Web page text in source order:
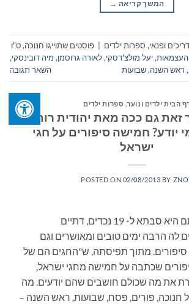
המשך קריאה →
ופנאי, ספרות ילדים פוסטים שתוייגו חנוכה,ט"ו
העצמאות,יעל מולצ'דסקי,לאורה גרוסמן, מיה דובינסקי,
, ראש השנה,שבועות השאר תגובה
הבית ילדים ונוער, ספרות ילדים
גם ככה מאת יהודית רותם
יודע? חמישה סיפורים על חגי
ישראל
POSTED ON 02/08/2013 BY
הסופרת יהודית רותם היא סבתא ל- 19 נכדים, דתיים
לה הרבה ימים טובים ומאושרים וגם
מתוך תפיסתה, ש"החגים הם של
שכתבה על חמישה מחגי ישראל,
את מה שכולם חושבים שהם יודעים. מה
פורים, פסח, שבועות, ראש השנה –